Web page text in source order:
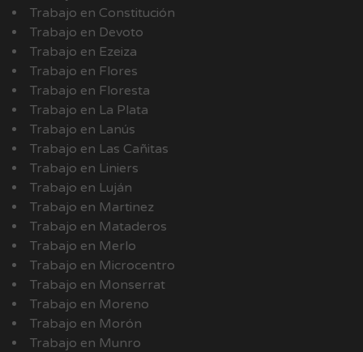
Trabajo en Constitución
Trabajo en Devoto
Trabajo en Ezeiza
Trabajo en Flores
Trabajo en Floresta
Trabajo en La Plata
Trabajo en Lanús
Trabajo en Las Cañitas
Trabajo en Liniers
Trabajo en Luján
Trabajo en Martinez
Trabajo en Mataderos
Trabajo en Merlo
Trabajo en Microcentro
Trabajo en Monserrat
Trabajo en Moreno
Trabajo en Morón
Trabajo en Munro